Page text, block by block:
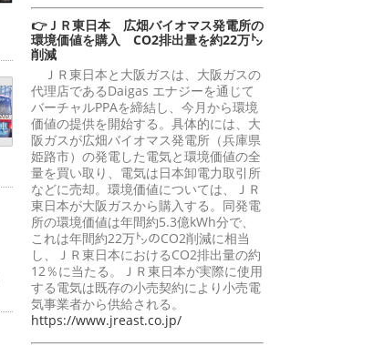
👉ＪＲ東日本 広畑バイオマス発電所の
環境価値を購入 CO2排出量を約22万㌧
削減
ＪＲ東日本と大阪ガスは、大阪ガスの
代理店であるDaigas エナジーを通じて
バーチャルPPAを締結し、今月から環境
価値の提供を開始する。具体的には、大
阪ガスが広畑バイオマス発電所（兵庫県
姫路市）の発電した電気と環境価値の全
量を買い取り、電気は日本卸電力取引所
などに売却。環境価値については、ＪＲ
東日本が大阪ガスから購入する。同発電
所の環境価値は年間約5.3億kWh分で、
これは年間約22万㌧のCO2削減に相当
し、ＪＲ東日本におけるCO2排出量の約
12％に当たる。ＪＲ東日本が実際に使用
する電気は既存の小売契約により小売電
気事業者から供給される。
https://www.jreast.co.jp/